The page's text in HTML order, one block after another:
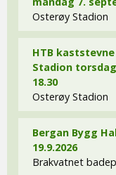
Osterøy Stadion
HTB
Stadion
18.30
Osterøy Stadion
Bergan Bygg
19.9.2026
Brakvatnet